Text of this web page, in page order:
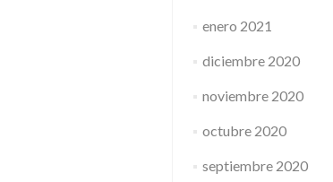
enero 2021
diciembre 2020
noviembre 2020
octubre 2020
septiembre 2020